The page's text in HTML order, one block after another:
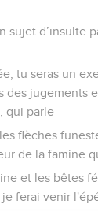
sujet d’insulte
tu seras un
des
qui parle –
flèches
de la famine
et les bêtes
ferai venir